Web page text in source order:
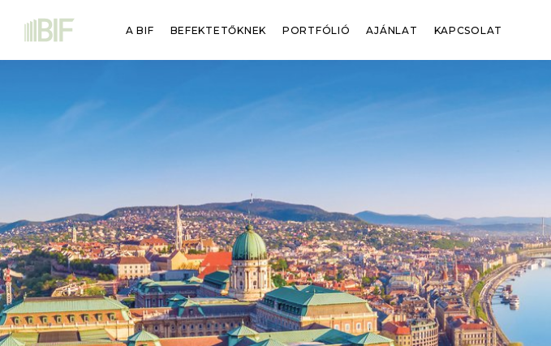
A BIF BEFEKTETŐKNEK PORTFÓLIÓ AJÁNLAT KAPCSOLAT